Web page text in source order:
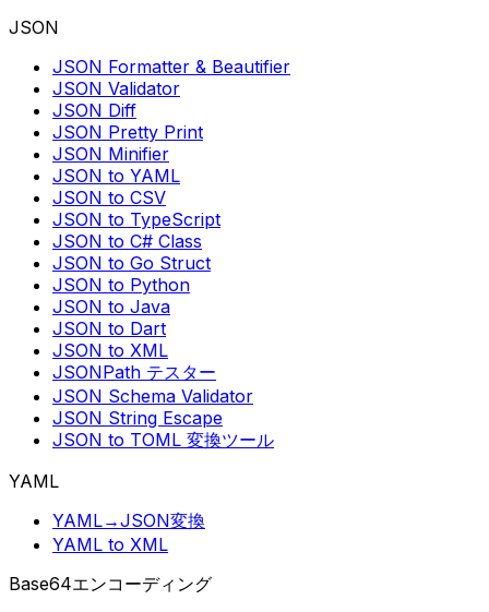
JSON
JSON Formatter & Beautifier
JSON Validator
JSON Diff
JSON Pretty Print
JSON Minifier
JSON to YAML
JSON to CSV
JSON to TypeScript
JSON to C# Class
JSON to Go Struct
JSON to Python
JSON to Java
JSON to Dart
JSON to XML
JSONPath テスター
JSON Schema Validator
JSON String Escape
JSON to TOML 変換ツール
YAML
YAML→JSON変換
YAML to XML
Base64エンコーディング